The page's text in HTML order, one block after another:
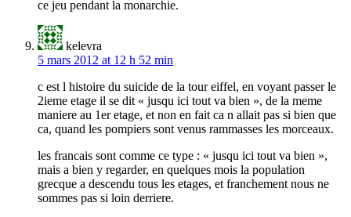
ce jeu pendant la monarchie.
kelevra
5 mars 2012 at 12 h 52 min
c est l histoire du suicide de la tour eiffel, en voyant passer le
2ieme etage il se dit « jusqu ici tout va bien », de la meme
maniere au 1er etage, et non en fait ca n allait pas si bien que
ca, quand les pompiers sont venus rammasses les morceaux.
les francais sont comme ce type : « jusqu ici tout va bien »,
mais a bien y regarder, en quelques mois la population
grecque a descendu tous les etages, et franchement nous ne
sommes pas si loin derriere.